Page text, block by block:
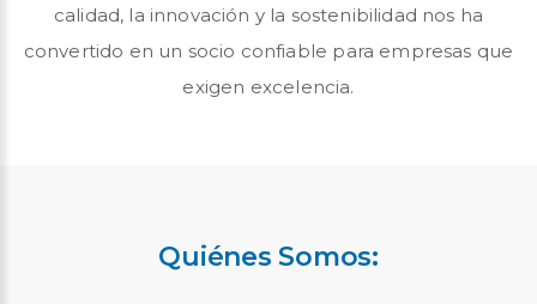
calidad, la innovación y la sostenibilidad nos ha
convertido en un socio confiable para empresas que
exigen excelencia.
Quiénes Somos: